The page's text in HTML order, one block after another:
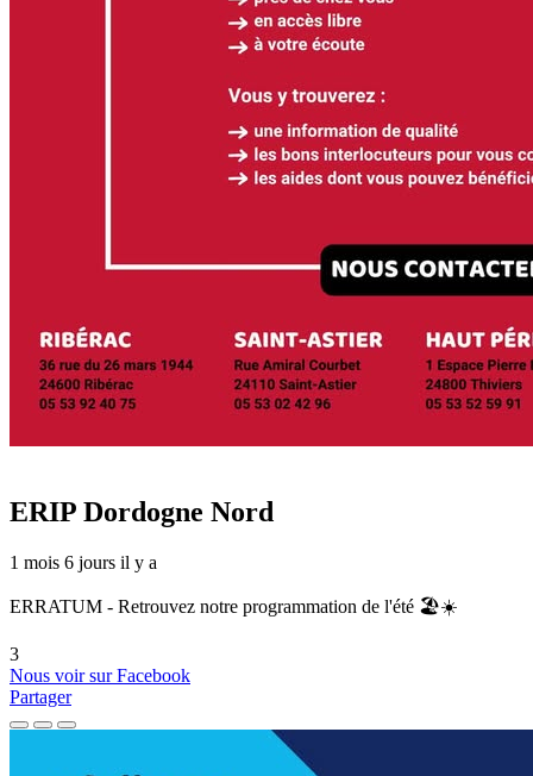
ERIP Dordogne Nord
1 mois 6 jours il y a
ERRATUM - Retrouvez notre programmation de l'été 🏖️☀️
3
Nous voir sur Facebook
Partager